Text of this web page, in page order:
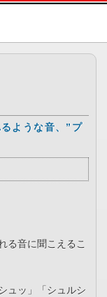
ような音、”プ
る音に聞こえるこ
ュッ」「シュルシ